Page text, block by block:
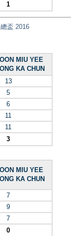
1
盃 2016
MIU YEE
KA CHUN
13
5
6
11
11
3
MIU YEE
KA CHUN
7
9
7
0